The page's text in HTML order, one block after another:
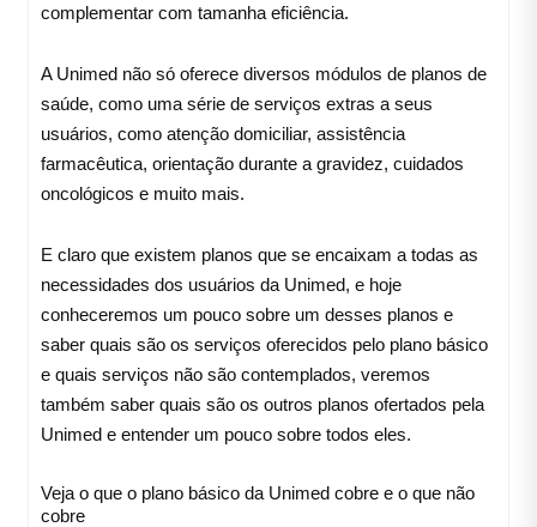
complementar com tamanha eficiência.
A Unimed não só oferece diversos módulos de planos de
saúde, como uma série de serviços extras a seus
usuários, como atenção domiciliar, assistência
farmacêutica, orientação durante a gravidez, cuidados
oncológicos e muito mais.
E claro que existem planos que se encaixam a todas as
necessidades dos usuários da Unimed, e hoje
conheceremos um pouco sobre um desses planos e
saber quais são os serviços oferecidos pelo plano básico
e quais serviços não são contemplados, veremos
também saber quais são os outros planos ofertados pela
Unimed e entender um pouco sobre todos eles.
Veja o que o plano básico da Unimed cobre e o que não
cobre